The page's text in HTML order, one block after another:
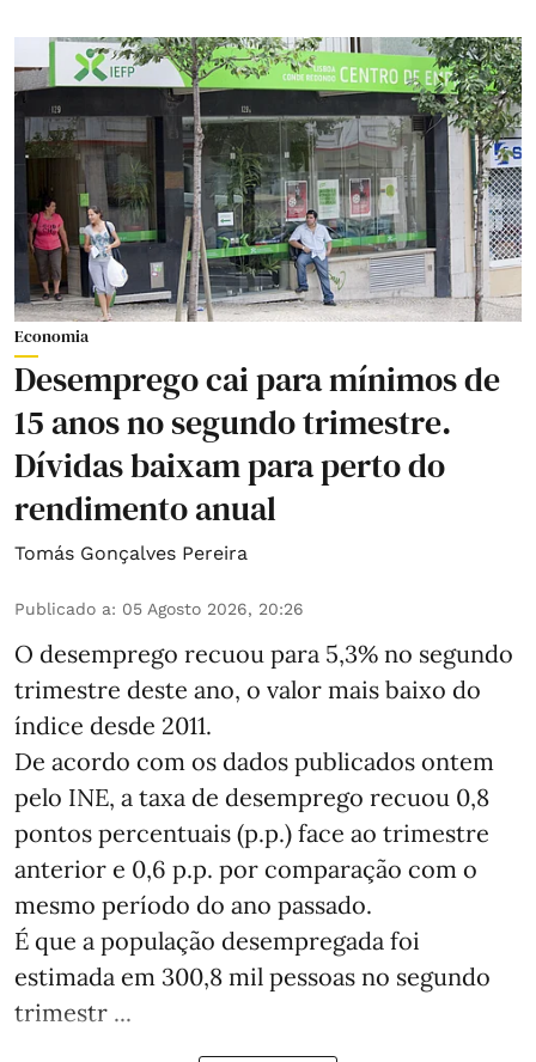
Economia
Desemprego cai para mínimos de
15 anos no segundo trimestre.
Dívidas baixam para perto do
rendimento anual
Tomás Gonçalves Pereira
Publicado a: 05 Agosto 2026, 20:26
O desemprego recuou para 5,3% no segundo
trimestre deste ano, o valor mais baixo do
índice desde 2011.
De acordo com os dados publicados ontem
pelo INE, a taxa de desemprego recuou 0,8
pontos percentuais (p.p.) face ao trimestre
anterior e 0,6 p.p. por comparação com o
mesmo período do ano passado.
É que a população desempregada foi
estimada em 300,8 mil pessoas no segundo
trimestr ...